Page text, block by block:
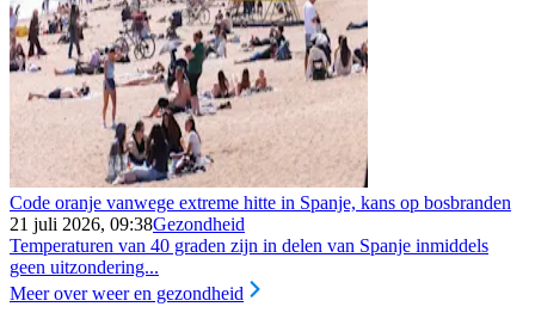
Code oranje vanwege extreme hitte in Spanje, kans op bosbranden
21 juli 2026, 09:38Gezondheid
Temperaturen van 40 graden zijn in delen van Spanje inmiddels
geen uitzondering...
Meer over weer en gezondheid